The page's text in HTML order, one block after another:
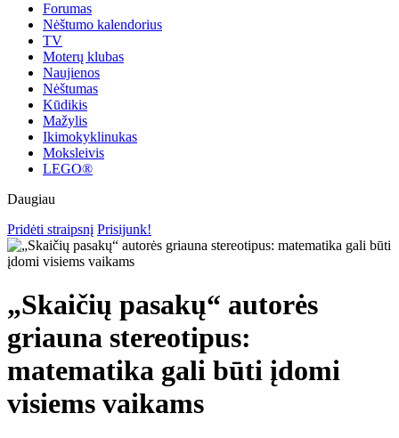
Forumas
Nėštumo kalendorius
TV
Moterų klubas
Naujienos
Nėštumas
Kūdikis
Mažylis
Ikimokyklinukas
Moksleivis
LEGO®
Daugiau
Pridėti straipsnį Prisijunk!
„Skaičių pasakų“ autorės
griauna stereotipus:
matematika gali būti įdomi
visiems vaikams